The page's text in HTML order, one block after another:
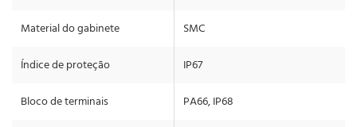
Material do gabinete
SMC
Índice de proteção
IP67
Bloco de terminais
PA66, IP68